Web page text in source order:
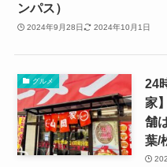
ンパス）
2024年9月28日 2024年10月1日
グルメ
24
家
舗
葉/